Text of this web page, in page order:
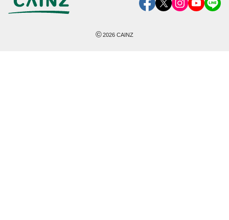
©2026 CAINZ